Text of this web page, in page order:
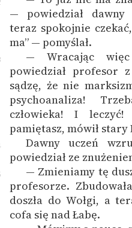
— powiedział dawny
teraz spokojnie
ma” — pomyślał.
— Wracając
powiedział profesor
sądzę, że nie
psychoanaliza!
człowieka! I leczyć!
pamiętasz, mówił
Dawny uczeń
powiedział ze
— Zmieniamy tę
profesorze.
doszła do Wołgi, a
cofa się nad Łabę.